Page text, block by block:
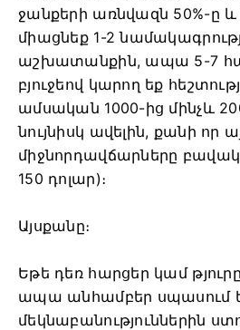
ջանքերի առնվազն 50%-ը և
միացնեք 1-2
աշխատանքին, ապա 5-7
բյուջեով կարող եք
ամսական 1000-ից մինչև
նույնիսկ ավելին, քանի որ
միջնորդավճարները
150 դոլար)։
Այսքանը։
Եթե դեռ հարցեր կամ
ապա անհամբեր սպասում
մեկնաբանություններին